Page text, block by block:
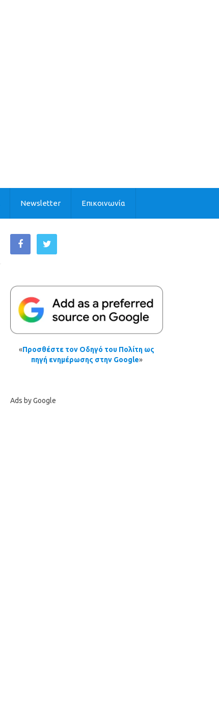
Newsletter Επικοινωνία
«Προσθέστε τον Οδηγό του Πολίτη ως
πηγή ενημέρωσης στην Google»
Ads by Google